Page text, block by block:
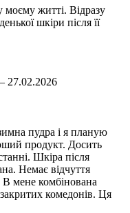
видалення відмерлих
пор, утворенню
ризик утворення
оновлення шкіри, сприяє
шкіри стає більш
колір обличчя.
кількістю води,
на обличчя, уникаючи
і змити теплою водою.
житті. Відразу
шкіри після її
– 27.02.2026
пудра і я планую
продукт. Досить
Шкіра після
Немає відчуття
В мене комбінована
комедонів. Ця